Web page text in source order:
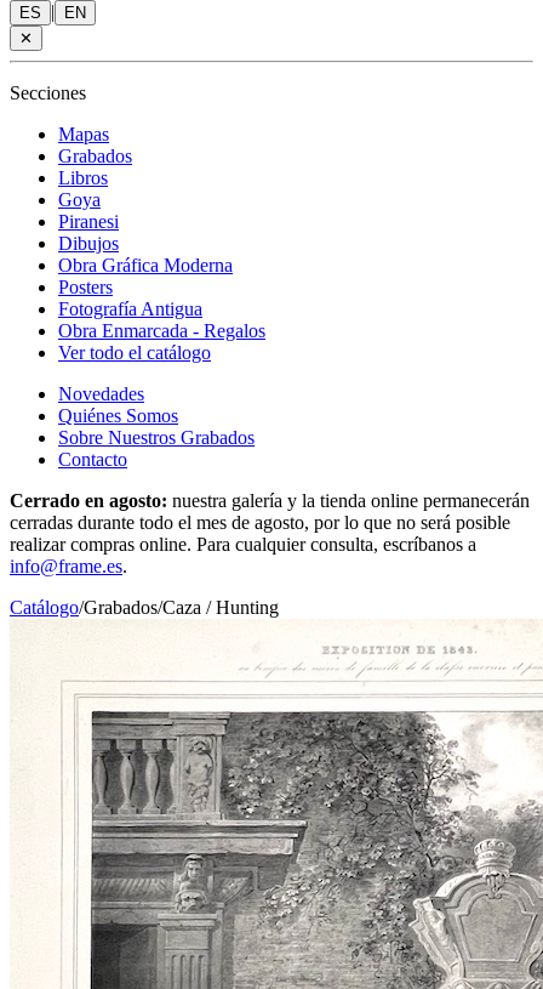
ES |
EN
✕
Secciones
Mapas
Grabados
Libros
Goya
Piranesi
Dibujos
Obra Gráfica Moderna
Posters
Fotografía Antigua
Obra Enmarcada - Regalos
Ver todo el catálogo
Novedades
Quiénes Somos
Sobre Nuestros Grabados
Contacto
Cerrado en agosto: nuestra galería y la tienda online permanecerán
cerradas durante todo el mes de agosto, por lo que no será posible
realizar compras online. Para cualquier consulta, escríbanos a
info@frame.es.
Catálogo/Grabados/Caza / Hunting